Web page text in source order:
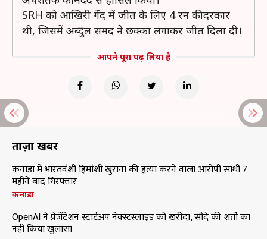
SRH को आखिरी गेंद में जीत के लिए 4 रन की दरकार
थी, जिसमें अब्दुल समद ने छक्का लगाकर जीत दिला दी।
आपने पूरा पढ़ लिया है
ताज़ा खबरें
कनाडा में भारतवंशी हिमांशी खुराना की हत्या करने वाला आरोपी साथी 7
महीने बाद गिरफ्तार
कनाडा
OpenAI ने प्रेजेंटेशन स्टार्टअप नेक्स्टस्लाइड को खरीदा, सौदे की शर्तों का
नहीं किया खुलासा